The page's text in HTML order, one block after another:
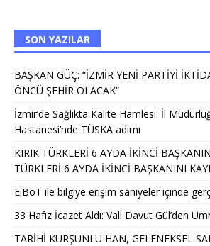
SON YAZILAR
BAŞKAN GÜÇ: “İZMİR YENİ PARTİYİ
ÖNCÜ ŞEHİR OLACAK”
İzmir’de Sağlıkta Kalite Hamlesi: İl
Hastanesi’nde TÜSKA adımı
KIRIK TÜRKLERİ 6 AYDA İKİNCİ
TÜRKLERİ 6 AYDA İKİNCİ BAŞKANINI
EiBoT ile bilgiye erişim saniyeler içinde
33 Hafız İcazet Aldı: Vali Davut Gül’den
TARİHİ KURŞUNLU HAN, GELENEKSEL